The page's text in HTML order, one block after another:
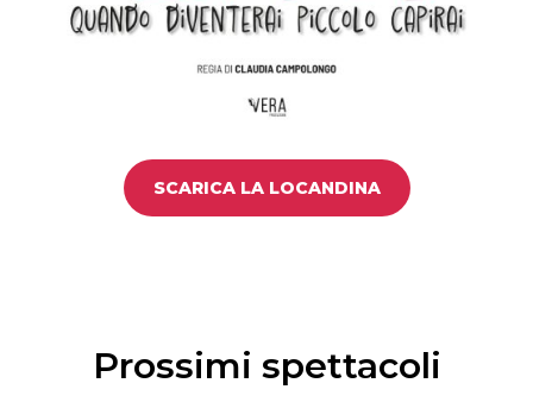
SCARICA LA LOCANDINA
Prossimi spettacoli